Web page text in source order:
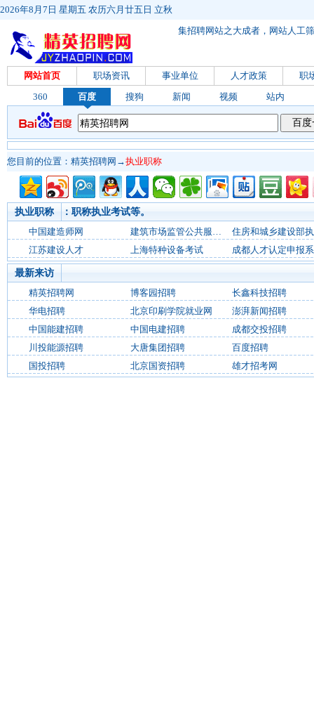
2026年8月7日 星期五 农历六月廿五日 立秋
集招聘网站之大成者，网站人工
网站首页 职场资讯 事业单位 人才政策
职
360
百度 搜狗 新闻 视频 站内
您目前的位置： 精英招聘网 →执业职称
执业职称
：职称执业考试等。
中国建造师网
建筑市场监管公共服务平台
江苏建设人才
上海特种设备考试 成都人才认定申报
最新来访
精英招聘网
博客园招聘
长鑫科技招聘
华电招聘
北京印刷学院就业网
澎湃新闻招聘
中国能建招聘
中国电建招聘
成都交投招聘
川投能源招聘
大唐集团招聘
百度招聘
国投招聘
北京国资招聘 雄才招考网